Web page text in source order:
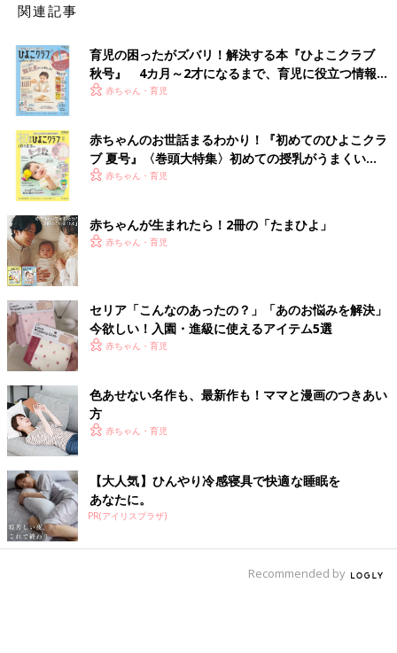
関連記事
育児の困ったがズバリ！解決する本『ひよこクラブ
秋号』 4カ月～2才になるまで、育児に役立つ情報が
いっぱい！
赤ちゃん・育児
赤ちゃんのお世話まるわかり！『初めてのひよこクラ
ブ 夏号』〈巻頭大特集〉初めての授乳がうまくい
く！ おっぱい・ミルクの基本と夏のトラブル 解決テ
赤ちゃん・育児
赤ちゃんが生まれたら！2冊の「たまひよ」
赤ちゃん・育児
セリア「こんなのあったの？」「あのお悩みを解決」
今欲しい！入園・進級に使えるアイテム5選
赤ちゃん・育児
色あせない名作も、最新作も！ママと漫画のつきあい
方
赤ちゃん・育児
【大人気】ひんやり冷感寝具で快適な睡眠を
あなたに。
PR(アイリスプラザ)
Recommended by